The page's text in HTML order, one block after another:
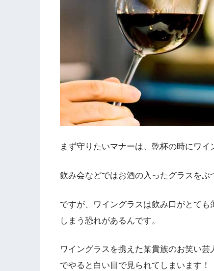
まず守りたいマナーは、乾杯の時にワイ
飲み会などではお酒の入ったグラスをぶ
ですが、ワイングラスは飲み口がとて
しまう恐れがあるんです。
ワイングラスを携えた某貴族のお笑い
でやると白い目で見られてしまいます！